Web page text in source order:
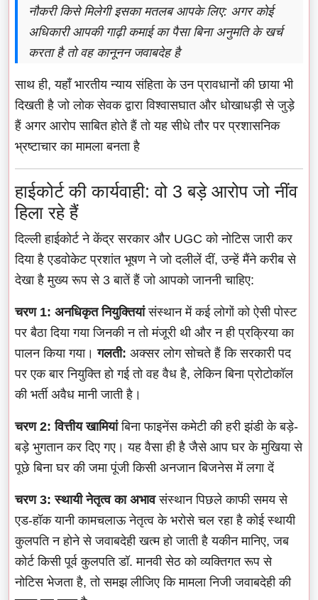
नौकरी किसे मिलेगी इसका मतलब आपके लिए: अगर कोई
अधिकारी आपकी गाढ़ी कमाई का पैसा बिना अनुमति के खर्च
करता है तो वह कानूनन जवाबदेह है
साथ ही, यहाँ भारतीय न्याय संहिता के उन प्रावधानों की छाया भी
दिखती है जो लोक सेवक द्वारा विश्वासघात और धोखाधड़ी से जुड़े
हैं अगर आरोप साबित होते हैं तो यह सीधे तौर पर प्रशासनिक
भ्रष्टाचार का मामला बनता है
हाईकोर्ट की कार्यवाही: वो 3 बड़े आरोप जो नींव
हिला रहे हैं
दिल्ली हाईकोर्ट ने केंद्र सरकार और UGC को नोटिस जारी कर
दिया है एडवोकेट प्रशांत भूषण ने जो दलीलें दीं, उन्हें मैंने करीब से
देखा है मुख्य रूप से 3 बातें हैं जो आपको जाननी चाहिए:
चरण 1: अनधिकृत नियुक्तियांसंस्थान में कई लोगों को ऐसी पोस्ट
पर बैठा दिया गया जिनकी न तो मंजूरी थी और न ही प्रक्रिया का
पालन किया गया।गलती: अक्सर लोग सोचते हैं कि सरकारी पद
पर एक बार नियुक्ति हो गई तो वह वैध है, लेकिन बिना प्रोटोकॉल
की भर्ती अवैध मानी जाती है।
चरण 2: वित्तीय खामियांबिना फाइनेंस कमेटी की हरी झंडी के बड़े-
बड़े भुगतान कर दिए गए। यह वैसा ही है जैसे आप घर के मुखिया से
पूछे बिना घर की जमा पूंजी किसी अनजान बिजनेस में लगा दें
चरण 3: स्थायी नेतृत्व का अभावसंस्थान पिछले काफी समय से
एड-हॉक यानी कामचलाऊ नेतृत्व के भरोसे चल रहा है कोई स्थायी
कुलपति न होने से जवाबदेही खत्म हो जाती है यकीन मानिए, जब
कोर्ट किसी पूर्व कुलपति डॉ. मानवी सेठ को व्यक्तिगत रूप से
नोटिस भेजता है, तो समझ लीजिए कि मामला निजी जवाबदेही की